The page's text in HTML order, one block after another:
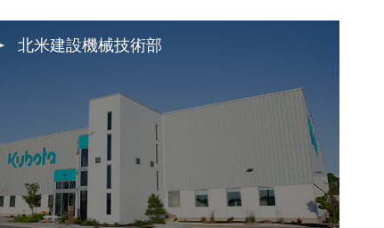
北米建設機械技術部